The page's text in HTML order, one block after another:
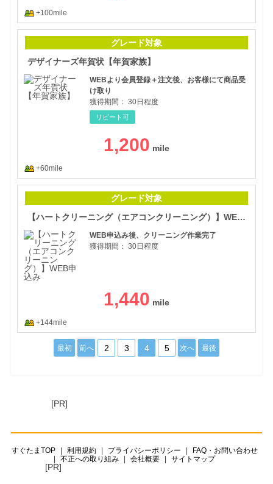
+100mile
グレード対象
デザイナーズ年賀状【年賀家族】
WEBより会員登録＋注文後、お客様にて商品受
け取り
獲得期間： 30日程度
リピート可
1,200
+60mile
グレード対象
【ハートクリーニング（エアコンクリーニング）】WEB申込み
WEB申込み後、クリーニング作業完了
獲得期間： 30日程度
1,440
+144mile
最初 前へ 2 3 4 5 次へ 最後
[PR]
すぐたまTOP 利用規約 プライバシーポリシー
FAQ・お問い合わせ
不正への取り組み
会社概要 サイトマップ
[PR]